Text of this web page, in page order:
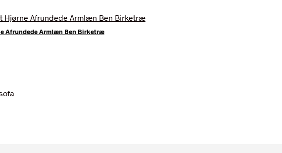
prisAfrundede Armlæn Ben Birketræ